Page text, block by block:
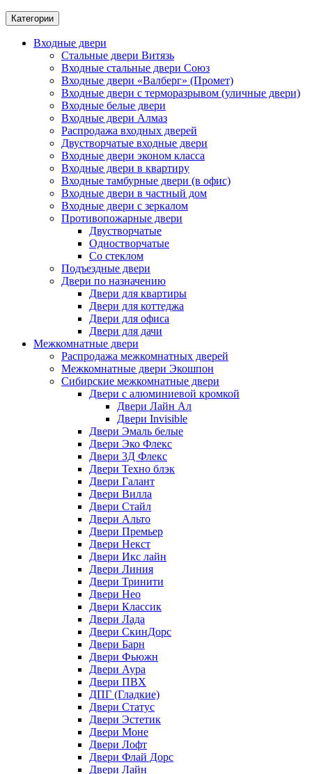
Категории
Входные двери
Стальные двери Витязь
Входные стальные двери Союз
Входные двери «Валберг» (Промет)
Входные двери с терморазрывом (уличные двери)
Входные белые двери
Входные двери Алмаз
Распродажа входных дверей
Двустворчатые входные двери
Входные двери эконом класса
Входные двери в квартиру
Входные тамбурные двери (в офис)
Входные двери в частный дом
Входные двери с зеркалом
Противопожарные двери
Двустворчатые
Одностворчатые
Со стеклом
Подъездные двери
Двери по назначению
Двери для квартиры
Двери для коттеджа
Двери для офиса
Двери для дачи
Межкомнатные двери
Распродажа межкомнатных дверей
Межкомнатные двери Экошпон
Сибирские межкомнатные двери
Двери с алюминиевой кромкой
Двери Лайн Ал
Двери Invisible
Двери Эмаль белые
Двери Эко Флекс
Двери 3Д Флекс
Двери Техно блэк
Двери Галант
Двери Вилла
Двери Стайл
Двери Альто
Двери Премьер
Двери Некст
Двери Икс лайн
Двери Линия
Двери Тринити
Двери Нео
Двери Классик
Двери Лада
Двери СкинДорс
Двери Барн
Двери Фьюжн
Двери Аура
Двери ПВХ
ДПГ (Гладкие)
Двери Статус
Двери Эстетик
Двери Моне
Двери Лофт
Двери Флай Дорс
Двери Лайн